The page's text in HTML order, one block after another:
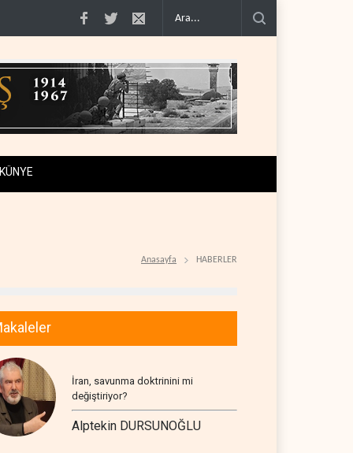
100'e varan g�.. Demokratlar Trump için azil süreci yerine soruşturma
KÜNYE
Anasayfa HABERLER
İran, savunma doktrinini mi
değiştiriyor?
Alptekin DURSUNOĞLU